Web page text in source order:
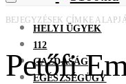
HELYI ÜGYEK
112
GAZDASÁG
EGÉSZSÉGÜGY
BEJEGYZÉSEK CÍMKE
Petőfi